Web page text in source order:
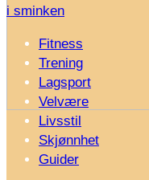
i sminken
Fitness
Trening
Lagsport
Velvære
Livsstil
Skjønnhet
Guider